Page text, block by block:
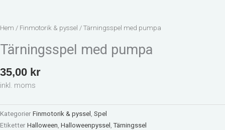
Hem / Finmotorik & pyssel / Tärningsspel med pumpa
Tärningsspel med pumpa
35,00 kr
inkl. moms
Kategorier Finmotorik & pyssel , Spel
Etiketter Halloween, Halloweenpyssel ,Tärningssel